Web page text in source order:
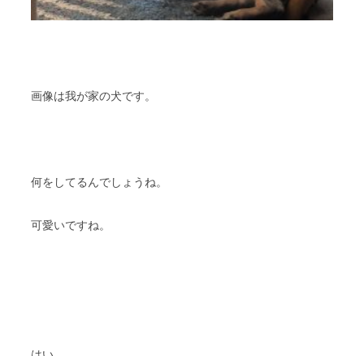
画像は我が家の犬です。
何をしてるんでしょうね。
可愛いですね。